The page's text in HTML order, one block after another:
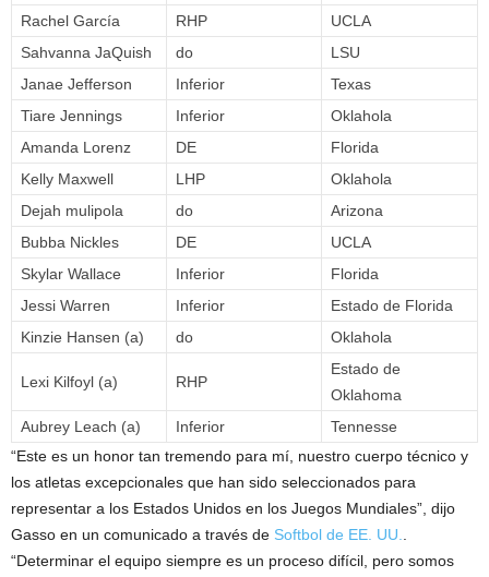
Rachel García
RHP
UCLA
Sahvanna JaQuish
do
LSU
Janae Jefferson
Inferior
Texas
Tiare Jennings
Inferior
Oklahola
Amanda Lorenz
DE
Florida
Kelly Maxwell
LHP
Oklahola
Dejah mulipola
do
Arizona
Bubba Nickles
DE
UCLA
Skylar Wallace
Inferior
Florida
Jessi Warren
Inferior
Estado de Florida
Kinzie Hansen (a)
do Oklahola
Lexi Kilfoyl (a) RHP
Estado de
Oklahoma
Aubrey Leach (a)
Inferior
Tennesse
“Este es un honor tan tremendo para mí, nuestro cuerpo técnico y
los atletas excepcionales que han sido seleccionados para
representar a los Estados Unidos en los Juegos Mundiales”, dijo
Gasso en un comunicado a través de Softbol de EE. UU..
“Determinar el equipo siempre es un proceso difícil, pero somos